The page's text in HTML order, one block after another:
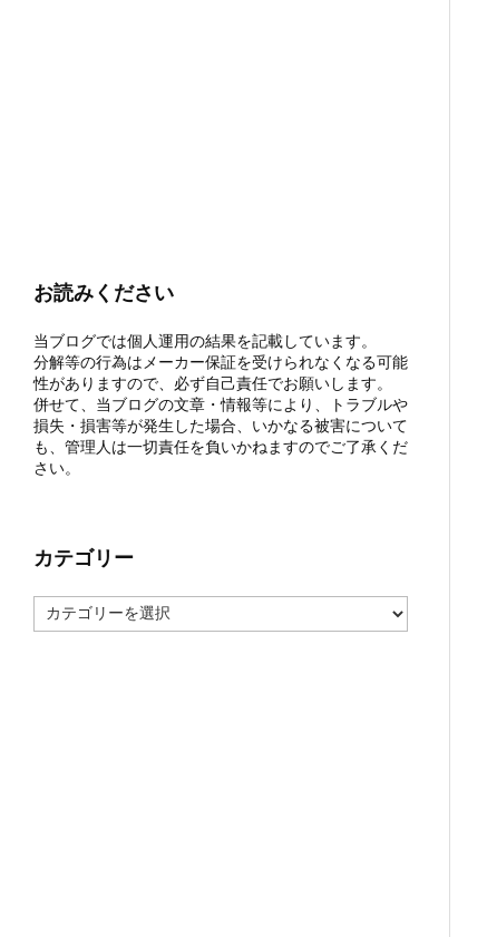
お読みください
当ブログでは個人運用の結果を記載しています。
分解等の行為はメーカー保証を受けられなくなる可能
性がありますので、必ず自己責任でお願いします。
併せて、当ブログの文章・情報等により、トラブルや
損失・損害等が発生した場合、いかなる被害について
も、管理人は一切責任を負いかねますのでご了承くだ
さい。
カテゴリー
テ